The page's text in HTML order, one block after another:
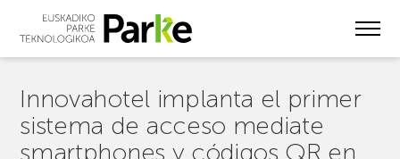
Innovahotel implanta el primer
sistema de acceso mediate
smartphones y códigos QR en